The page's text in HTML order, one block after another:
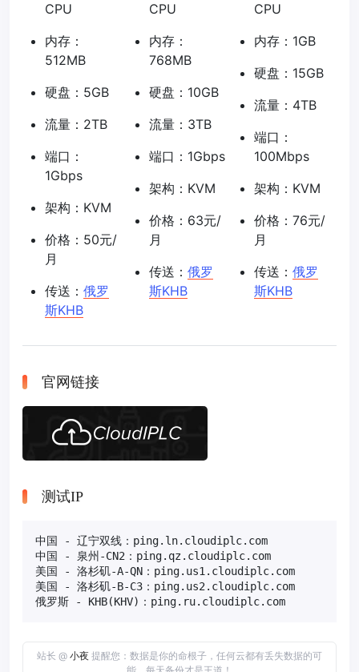
CPU
内存：
512MB
硬盘：5GB
流量：2TB
端口：
1Gbps
架构：KVM
价格：50元/
月
传送： 俄罗
斯KHB
CPU
内存：
768MB
硬盘：10GB
流量：3TB
端口：1Gbps
架构：KVM
价格：63元/
月
传送： 俄罗
斯KHB
CPU
内存：1GB
硬盘：15GB
流量：4TB
端口：
100Mbps
架构：KVM
价格：76元/
月
传送： 俄罗
斯KHB
官网链接
测试IP
中国 - 辽宁双线：ping.ln.cloudiplc.com
中国 - 泉州-CN2：ping.qz.cloudiplc.com
美国 - 洛杉矶-A-QN：ping.us1.cloudiplc.com
美国 - 洛杉矶-B-C3：ping.us2.cloudiplc.com
俄罗斯 - KHB(KHV)：ping.ru.cloudiplc.com
站长 @ 小夜 提醒您：数据是你的命根子，任何云都有丢失数据的可